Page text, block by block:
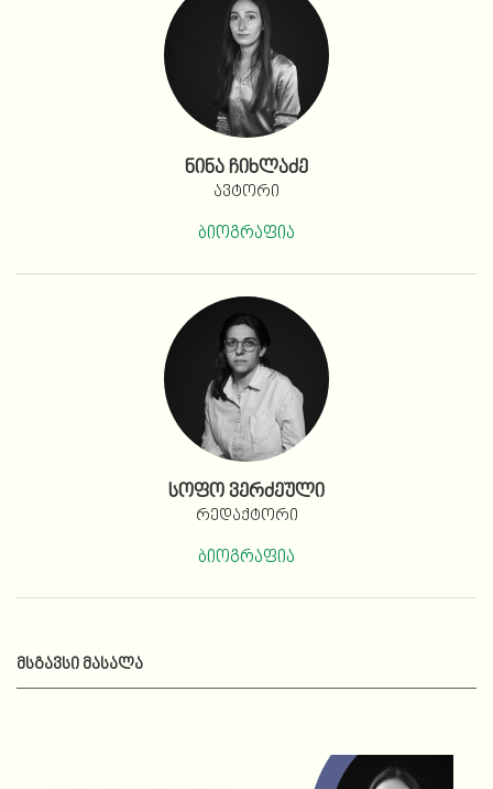
ნინა ჩიხლაძე
ავტორი
ბიოგრაფია
სოფო ვერძეული
რედაქტორი
ბიოგრაფია
ᲛᲡᲒᲐᲕᲡᲘ ᲛᲐᲡᲐᲚᲐ